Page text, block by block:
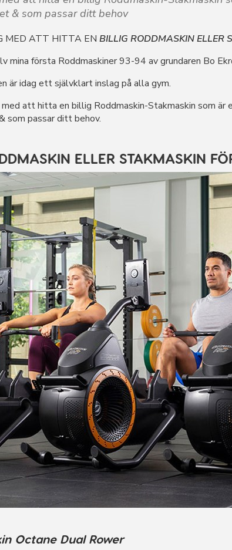
& som passar ditt behov
MED ATT HITTA ENBILLIG RODDMASKIN ELLER
mina första Roddmaskiner 93-94 av grundaren Bo
är idag ett självklart inslag på alla gym.
att hitta en billig Roddmaskin-Stakmaskin som
som passar ditt behov.
ELLER STAKMASKIN
Octane Dual Rower